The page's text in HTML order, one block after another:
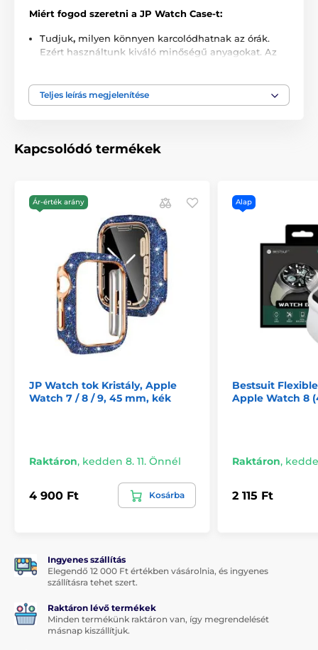
Miért fogod szeretni a JP Watch Case-t:
Tudjuk, milyen könnyen karcolódhatnak az órák.
Ezért használtunk kiváló minőségű anyagokat. Az
Luxus megjelenés:Ez nem csak a védelemről szól -
karcsú dizájn és a precíz részletek nem csak
praktikussá teszik ezt a tokot, hanem a
Kíméletes az érintéshez és a kijelzőhöz:Biztos
lehetsz benne, hogy a tok nem befolyásolja órád
érzékenységét vagy a kijelző minőségét. A tok
belsejét úgy tervezték, hogy óráidat finoman és
biztonságosan tartsa a helyén, anélkül, hogy
megsérülne.
A csomag tartalma:
1 x JP óratok tokja
Ne várjon, és kényeztesse óráját a legjobbal.
óratok tokjával nem csak a stílust, hanem a tökéletes
Teljes leírás megjelenítése
Kapcsolódó termékek
Ár-érték arány
JP Watch tok Kristály, Apple
Watch 7 / 8 / 9, 45 mm, kék
Raktáron, kedden 8. 11. Önnél
4 900 Ft Kosárba
Alap
Bestsuit
Apple Watch 8
Raktáron,
2 115 Ft
Ingyenes szállítás
Elegendő 12 000 Ft értékben vásárolnia, és ingyenes
szállításra tehet szert.
Raktáron lévő termékek
Minden termékünk raktáron van, így megrendelését
másnap kiszállítjuk.